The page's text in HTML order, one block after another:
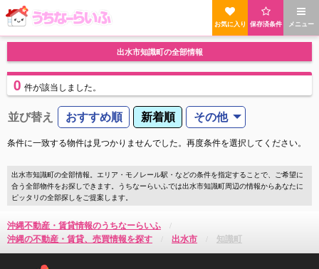
メニュー
保存済条件
お気に入り
出水市知識町の全部情報
0 件が該当しました。
並び替え おすすめ順 新着順 その他
条件に一致する物件は見つかりませんでした。再度条件を選択してください。
出水市知識町の全部情報。エリア・モノレール駅・などの条件を指定することで、ご希望に
合う全部物件をお探しできます。うちなーらいふでは出水市知識町周辺の情報からあなたに
ピッタリの全部探しをご提案します。
沖縄不動産・賃貸情報のうちなーらいふ
沖縄の不動産・賃貸、売買情報を探す
出水市 知識町